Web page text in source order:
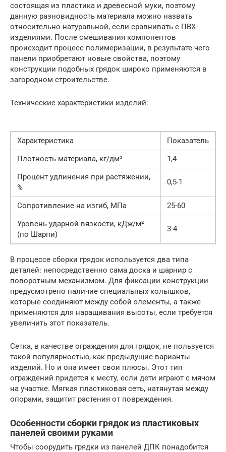
состоящая из пластика и древесной муки, поэтому
данную разновидность материала можно назвать
относительно натуральной, если сравнивать с ПВХ-
изделиями. После смешивания компонентов
происходит процесс полимеризации, в результате чего
панели приобретают новые свойства, поэтому
конструкции подобных грядок широко применяются в
загородном строительстве.
Технические характеристики изделий:
Характеристика
Показатель
Плотность материала, кг/дм³
1,4
Процент удлинения при растяжении,
%
0,5-1
Сопротивление на изгиб, МПа
25-60
Уровень ударной вязкости, кДж/м²
(по Шарпи)
3-4
В процессе сборки грядок используется два типа
деталей: непосредственно сама доска и шарнир с
поворотным механизмом. Для фиксации конструкции
предусмотрено наличие специальных колышков,
которые соединяют между собой элементы, а также
применяются для наращивания высоты, если требуется
увеличить этот показатель.
Сетка, в качестве ограждения для грядок, не пользуется
такой популярностью, как предыдущие варианты
изделий. Но и она имеет свои плюсы. Этот тип
ограждений придется к месту, если дети играют с мячом
на участке. Мягкая пластиковая сеть, натянутая между
опорами, защитит растения от повреждения.
Особенности сборки грядок из пластиковых
панелей своими руками
Чтобы соорудить грядки из панелей ДПК понадобится